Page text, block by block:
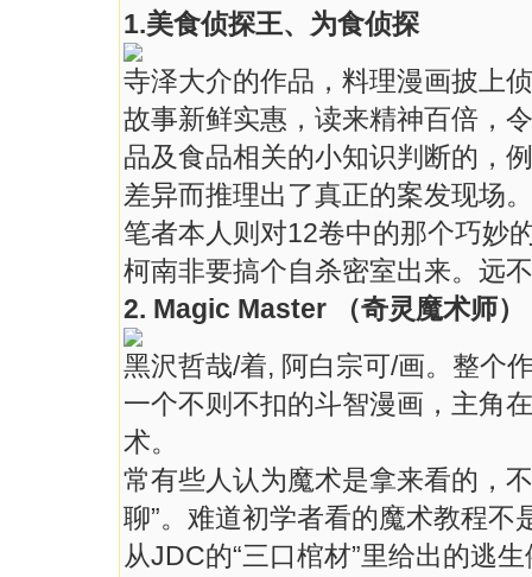
1.美食侦探王、为食侦探
寺泽大介的作品，料理漫画披上
故事新鲜实惠，读来精神百倍，
品及食品相关的小知识判断的，
差异而推理出了真正的案发现场
笔者本人则对12卷中的那个巧妙
柯南非要搞个自杀密室出来。远
2. Magic Master （奇灵魔术师）
黑沢哲哉/着, 阿白宗可/画。整个
一个不则不扣的斗智漫画，主角
术。
常有些人认为魔术是拿来看的，
聊”。难道初学者看的魔术教程不
从JDC的“三口棺材”里给出的逃